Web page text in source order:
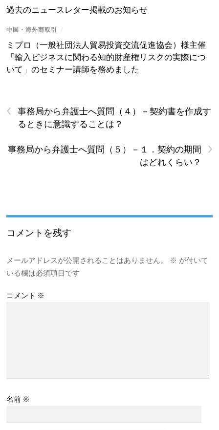
過去のニュースレター掲載のお知らせ
中国・海外商取引 /
ミプロ（一般社団法人貿易投資交流促進協会）様主催
「輸入ビジネスに関わる知的財産権リスクの実際につ
いて」のセミナー講師を務めました
‹
事務局から弁護士へ質問（４）－契約書を作成す
るときに意識することは？
›
事務局から弁護士へ質問（５）－１．契約の期間
はどれくらい？
コメントを残す
メールアドレスが公開されることはありません。 ※ が付いて
いる欄は必須項目です
コメント ※
名前 ※